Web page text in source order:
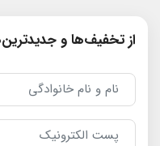
از تخفیف‌ها و